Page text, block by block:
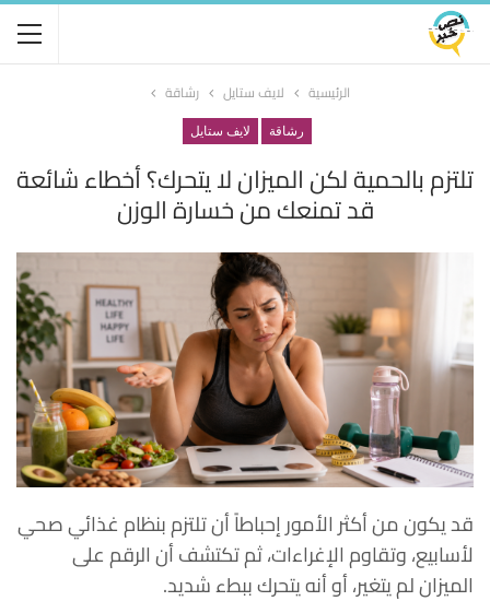
الرئيسية لايف ستايل رشاقة
رشاقة لايف ستايل
تلتزم بالحمية لكن الميزان لا يتحرك؟ أخطاء شائعة
قد تمنعك من خسارة الوزن
قد يكون من أكثر الأمور إحباطاً أن تلتزم بنظام غذائي صحي
لأسابيع، وتقاوم الإغراءات، ثم تكتشف أن الرقم على
الميزان لم يتغير، أو أنه يتحرك ببطء شديد.